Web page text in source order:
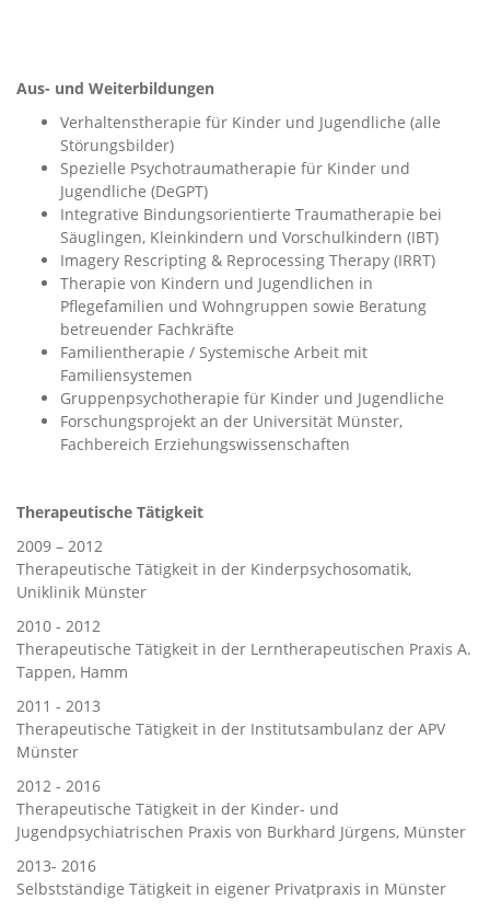
Aus- und Weiterbildungen
Verhaltenstherapie für Kinder und Jugendliche (alle
Störungsbilder)
Spezielle Psychotraumatherapie für Kinder und
Jugendliche (DeGPT)
Integrative Bindungsorientierte Traumatherapie bei
Säuglingen, Kleinkindern und Vorschulkindern (IBT)
Imagery Rescripting & Reprocessing Therapy (IRRT)
Therapie von Kindern und Jugendlichen in
Pflegefamilien und Wohngruppen sowie Beratung
betreuender Fachkräfte
Familientherapie / Systemische Arbeit mit
Familiensystemen
Gruppenpsychotherapie für Kinder und Jugendliche
Forschungsprojekt an der Universität Münster,
Fachbereich Erziehungswissenschaften
Therapeutische Tätigkeit
2009 – 2012
Therapeutische Tätigkeit in der Kinderpsychosomatik​,
Uniklinik Münster
2010 - 2012
Therapeutische Tätigkeit in der Lerntherapeutischen Praxis A.
Tappen, Hamm
2011 - 2013
Therapeutische Tätigkeit in der Institutsambulanz der APV
Münster
2012 - 2016
Therapeutische Tätigkeit in der Kinder- und
Jugendpsychiatrischen Praxis von Burkhard Jürgens, Münster ​
​​​2013- 2016
Selbstständige Tätigkeit in eigener Privatpraxis in Münster